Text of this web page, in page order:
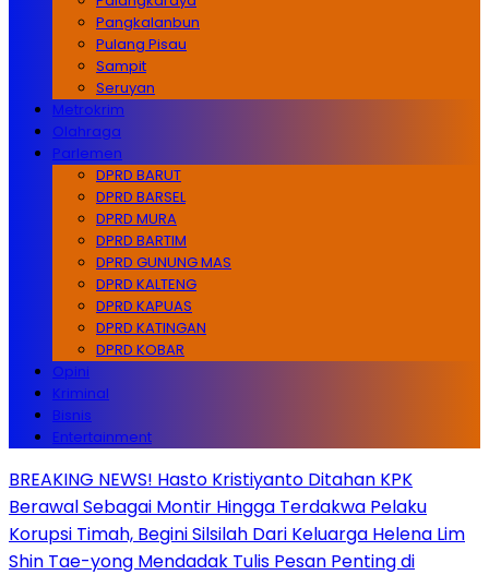
Pangkalanbun
Pulang Pisau
Sampit
Seruyan
Metrokrim
Olahraga
Parlemen
DPRD BARUT
DPRD BARSEL
DPRD MURA
DPRD BARTIM
DPRD GUNUNG MAS
DPRD KALTENG
DPRD KAPUAS
DPRD KATINGAN
DPRD KOBAR
Opini
Kriminal
Bisnis
Entertainment
BREAKING NEWS! Hasto Kristiyanto Ditahan KPK
Berawal Sebagai Montir Hingga Terdakwa Pelaku
Korupsi Timah, Begini Silsilah Dari Keluarga Helena Lim
Shin Tae-yong Mendadak Tulis Pesan Penting di